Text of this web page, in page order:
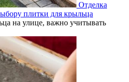
Отделка
плитки для крыльца
на улице, важно учитывать